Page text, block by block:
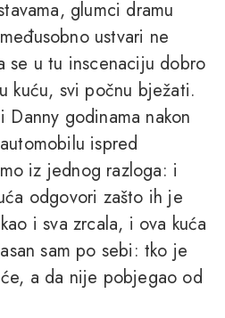
glumci dramu
ustvari ne
se u tu inscenaciju dobro
kuću, svi počnu bježati.
Danny godinama nakon
ispred
iz jednog razloga: i
odgovori zašto ih je
i sva zrcala, i ova kuća
sam po sebi: tko je
a da nije pobjegao od